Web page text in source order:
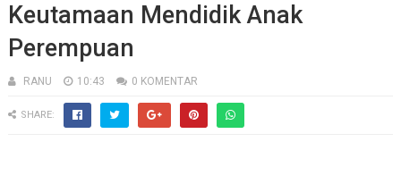
Keutamaan Mendidik Anak
Perempuan
RANU 10:43 0 KOMENTAR
SHARE: